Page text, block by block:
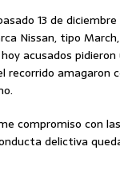
13 de
Nissan, tipo
acusados
recorrido amagaron
compromiso con
delictiva